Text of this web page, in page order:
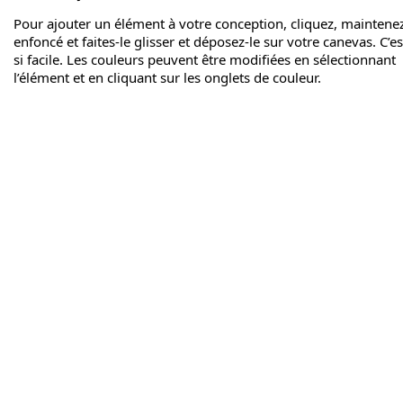
Pour ajouter un élément à votre conception, cliquez,
enfoncé et faites-le glisser et déposez-le sur votre canevas.
si facile. Les couleurs peuvent être modifiées en sélectionnant
l’élément et en cliquant sur les onglets de couleur.